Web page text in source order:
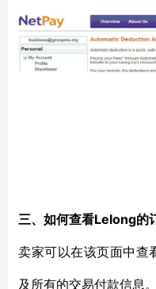
三、如何查看Lelong的
卖家可以在该页面中查
及所有的交易付款信息。